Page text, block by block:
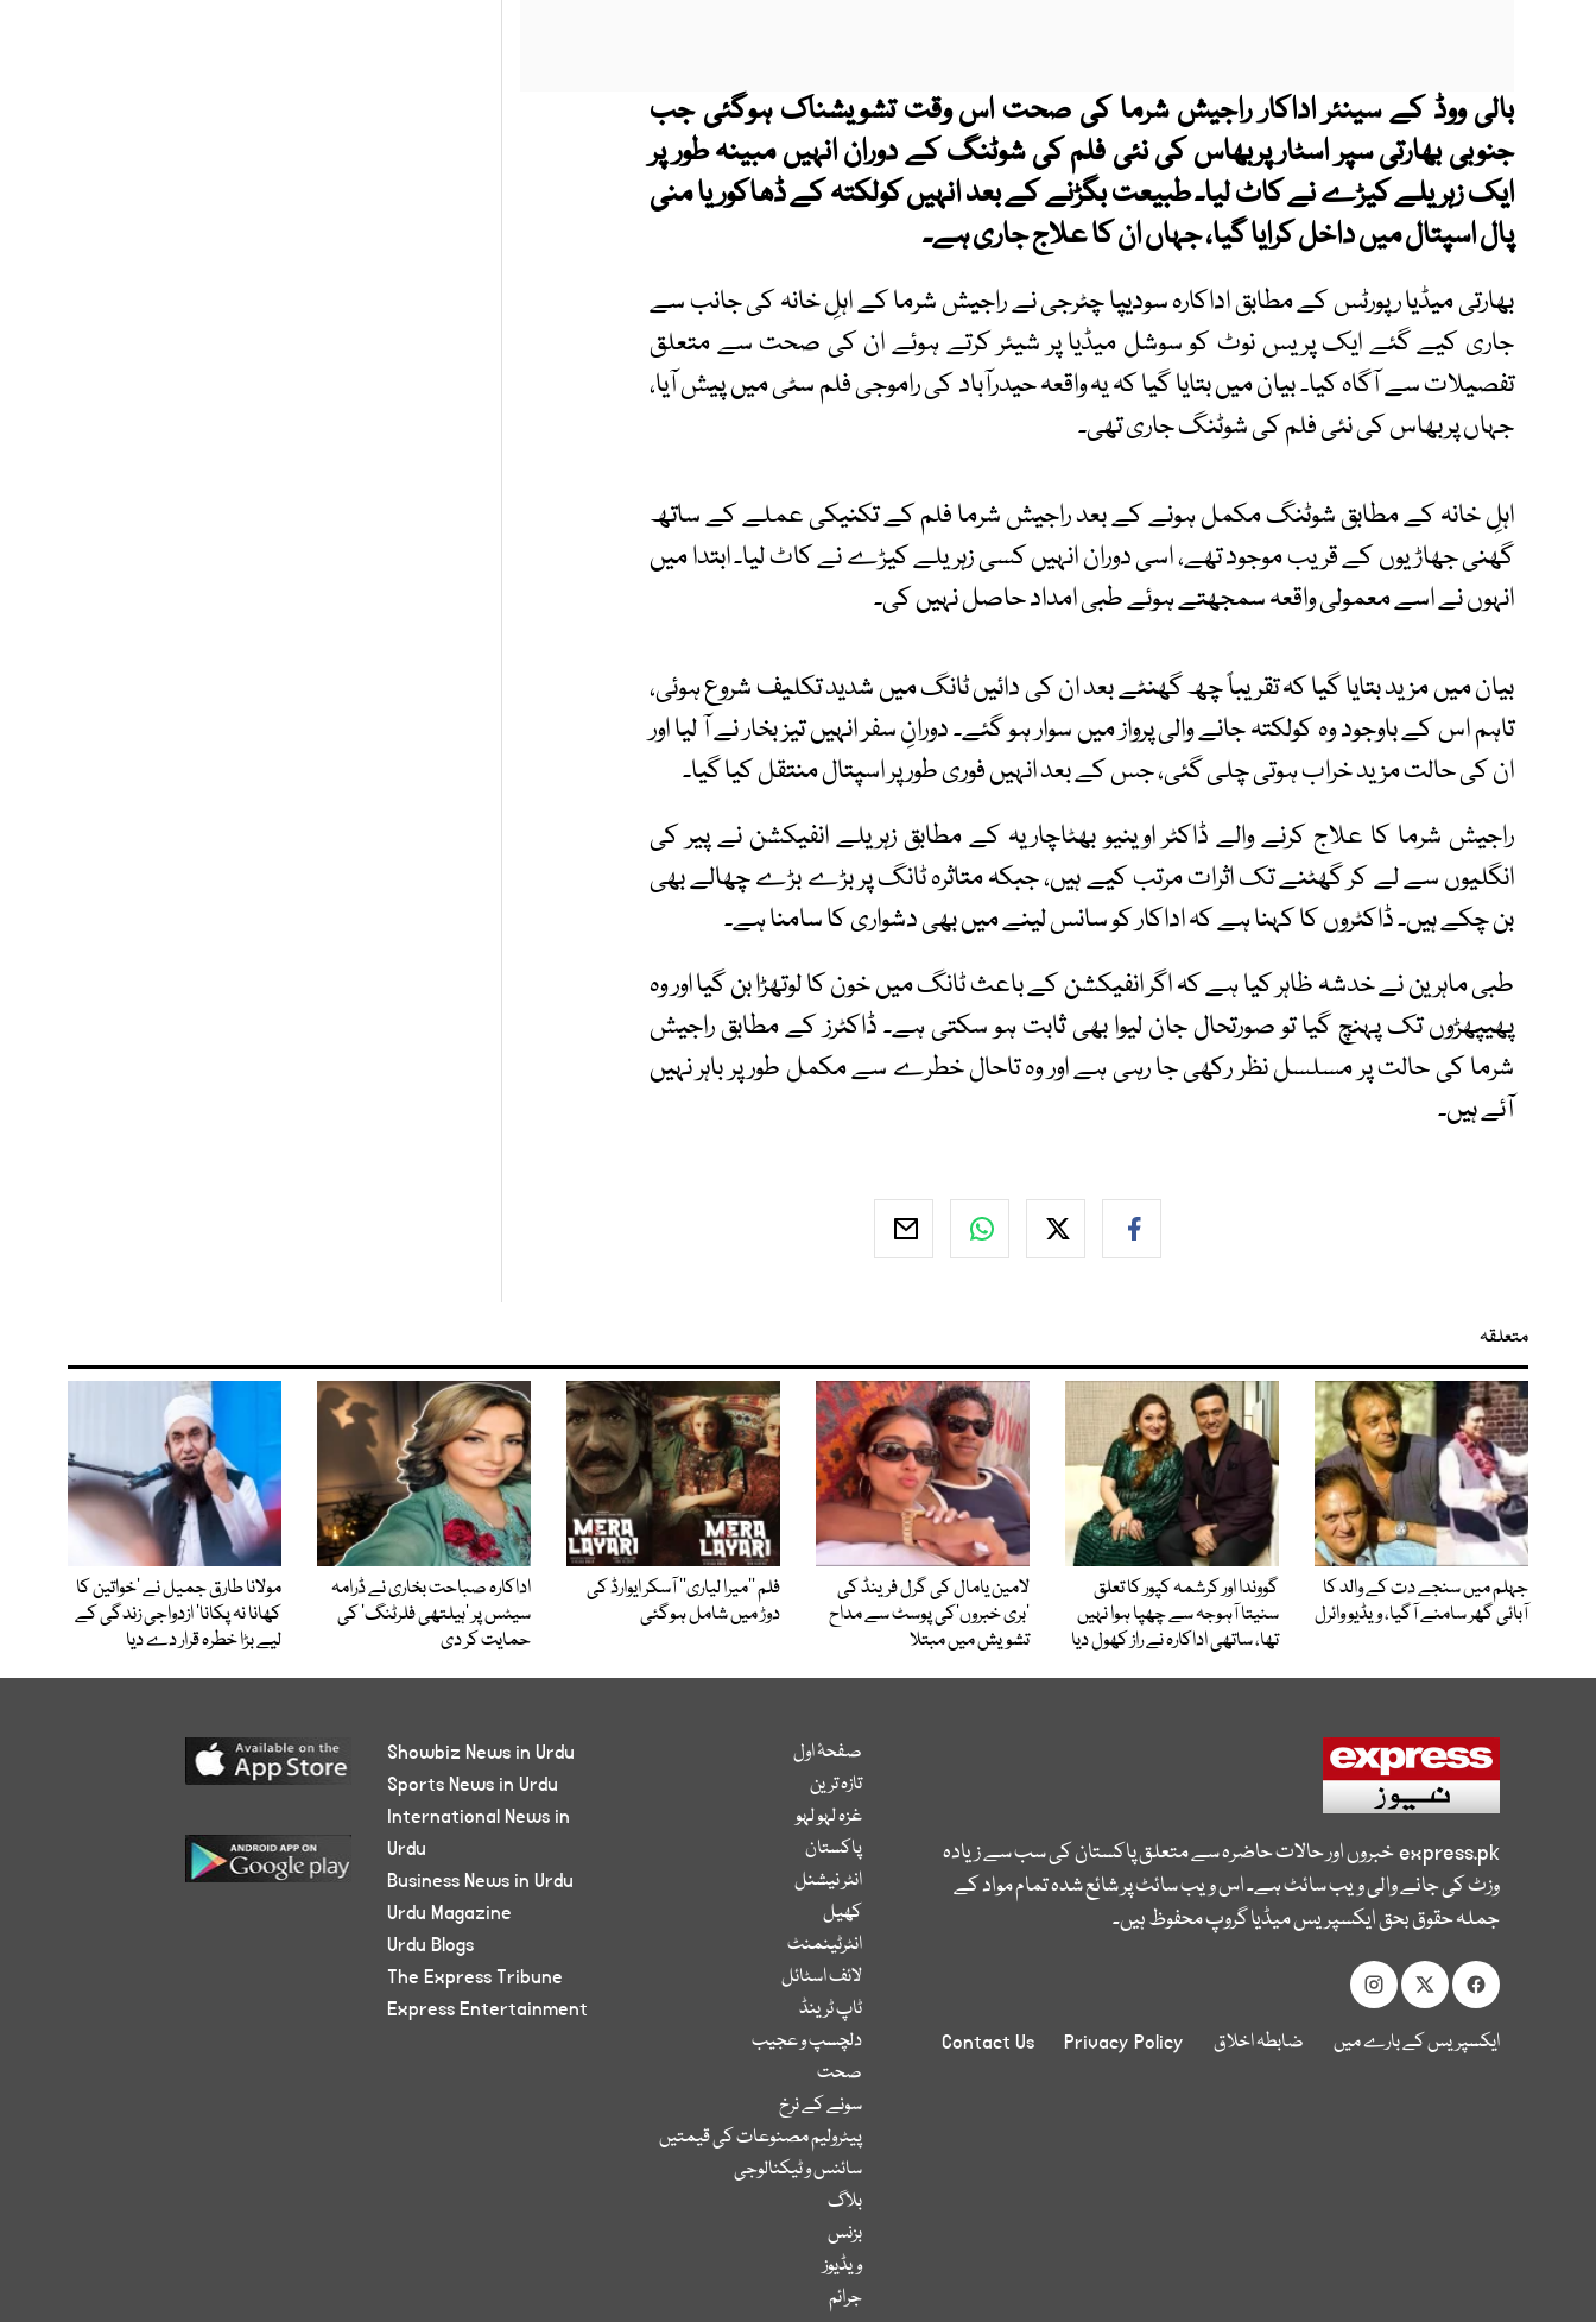
بالی ووڈ کے سینئر اداکار راجیش شرما کی صحت اس وقت تشویشناک ہوگئی جب
جنوبی بھارتی سپر اسٹار پربھاس کی نئی فلم کی شوٹنگ کے دوران انہیں مبینہ طور پر
ایک زہریلے کیڑے نے کاٹ لیا۔ طبیعت بگڑنے کے بعد انہیں کولکتہ کے ڈھاکوریا منی
پال اسپتال میں داخل کرایا گیا، جہاں ان کا علاج جاری ہے۔
بھارتی میڈیا رپورٹس کے مطابق اداکارہ سودیپا چٹرجی نے راجیش شرما کے اہلِ خانہ کی جانب سے
جاری کیے گئے ایک پریس نوٹ کو سوشل میڈیا پر شیئر کرتے ہوئے ان کی صحت سے متعلق
تفصیلات سے آگاہ کیا۔ بیان میں بتایا گیا کہ یہ واقعہ حیدرآباد کی راموجی فلم سٹی میں پیش آیا،
جہاں پربھاس کی نئی فلم کی شوٹنگ جاری تھی۔
اہلِ خانہ کے مطابق شوٹنگ مکمل ہونے کے بعد راجیش شرما فلم کے تکنیکی عملے کے ساتھ
گھنی جھاڑیوں کے قریب موجود تھے، اسی دوران انہیں کسی زہریلے کیڑے نے کاٹ لیا۔ ابتدا میں
انہوں نے اسے معمولی واقعہ سمجھتے ہوئے طبی امداد حاصل نہیں کی۔
بیان میں مزید بتایا گیا کہ تقریباً چھ گھنٹے بعد ان کی دائیں ٹانگ میں شدید تکلیف شروع ہوئی،
تاہم اس کے باوجود وہ کولکتہ جانے والی پرواز میں سوار ہو گئے۔ دورانِ سفر انہیں تیز بخار نے آ لیا اور
ان کی حالت مزید خراب ہوتی چلی گئی، جس کے بعد انہیں فوری طور پر اسپتال منتقل کیا گیا۔
راجیش شرما کا علاج کرنے والے ڈاکٹر اوینیو بھٹاچاریہ کے مطابق زہریلے انفیکشن نے پیر کی
انگلیوں سے لے کر گھٹنے تک اثرات مرتب کیے ہیں، جبکہ متاثرہ ٹانگ پر بڑے بڑے چھالے بھی
بن چکے ہیں۔ ڈاکٹروں کا کہنا ہے کہ اداکار کو سانس لینے میں بھی دشواری کا سامنا ہے۔
طبی ماہرین نے خدشہ ظاہر کیا ہے کہ اگر انفیکشن کے باعث ٹانگ میں خون کا لوتھڑا بن گیا اور وہ
پھیپھڑوں تک پہنچ گیا تو صورتحال جان لیوا بھی ثابت ہو سکتی ہے۔ ڈاکٹرز کے مطابق راجیش
شرما کی حالت پر مسلسل نظر رکھی جا رہی ہے اور وہ تاحال خطرے سے مکمل طور پر باہر نہیں
آئے ہیں۔
متعلقہ
جہلم میں سنجے دت کے والد کا
آبائی گھر سامنے آگیا، ویڈیو وائرل
گووندا اور کرشمہ کپور کا تعلق
سنیتا آہوجہ سے چھپا ہوا نہیں
تھا، ساتھی اداکارہ نے راز کھول دیا
لامین یامال کی گرل فرینڈ کی
’بری خبروں‘کی پوسٹ سے مداح
تشویش میں مبتلا
فلم ’’میرا لیاری‘‘ آسکر ایوارڈ کی
دوڑ میں شامل ہوگئی
اداکارہ صباحت بخاری نے ڈرامہ
سیٹس پر ’ہیلتھی فلرٹنگ‘ کی
حمایت کر دی
مولانا طارق جمیل نے ’خواتین کا
کھانا نہ پکانا‘ ازدواجی زندگی کے
لیے بڑا خطرہ قرار دے دیا
express.pkخبروں اور حالات حاضرہ سے متعلق پاکستان کی سب سے زیادہ
وزٹ کی جانے والی ویب سائٹ ہے۔ اس ویب سائٹ پر شائع شدہ تمام مواد کے
جملہ حقوق بحق ایکسپریس میڈیا گروپ محفوظ ہیں۔
ایکسپریس کے بارے میں ضابطہ اخلاق Privacy Policy
Contact Us
صفحۂ اول
تازہ ترین
غزہ لہو لہو
پاکستان
انٹر نیشنل
کھیل
انٹرٹینمنٹ
لائف اسٹائل
ٹاپ ٹرینڈ
دلچسپ و عجیب
صحت
سونے کے نرخ
پیٹرولیم مصنوعات کی قیمتیں
سائنس و ٹیکنالوجی
بلاگ
بزنس
ویڈیوز
جرائم
Showbiz News in Urdu
Sports News in Urdu
International News in
Urdu
Business News in Urdu
Urdu Magazine
Urdu Blogs
The Express Tribune
Express Entertainment